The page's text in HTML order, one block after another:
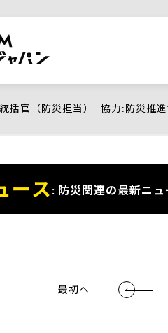
括官（防災担当） 協力 防災推
ース 防災関連の最新ニ
最初ヘ